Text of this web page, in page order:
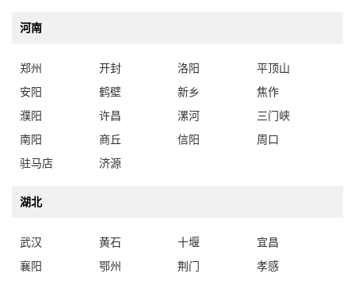
河南
郑州 开封 洛阳
平顶山
安阳
鹤壁 新乡
焦作
濮阳
许昌 漯河
三门峡
南阳
商丘 信阳
周口
驻马店
济源
湖北
武汉 黄石 十堰
宜昌
襄阳
鄂州 荆门
孝感